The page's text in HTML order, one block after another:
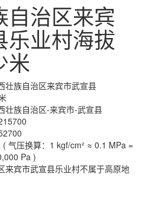
自治区来宾
乐业村海拔
米
壮族自治区来宾市武宣县
壮族自治区-来宾市-武宣县
( 气压换算：1 kgf/cm² ≈ 0.1 MPa =
Pa )
来宾市武宣县乐业村不属于高原地